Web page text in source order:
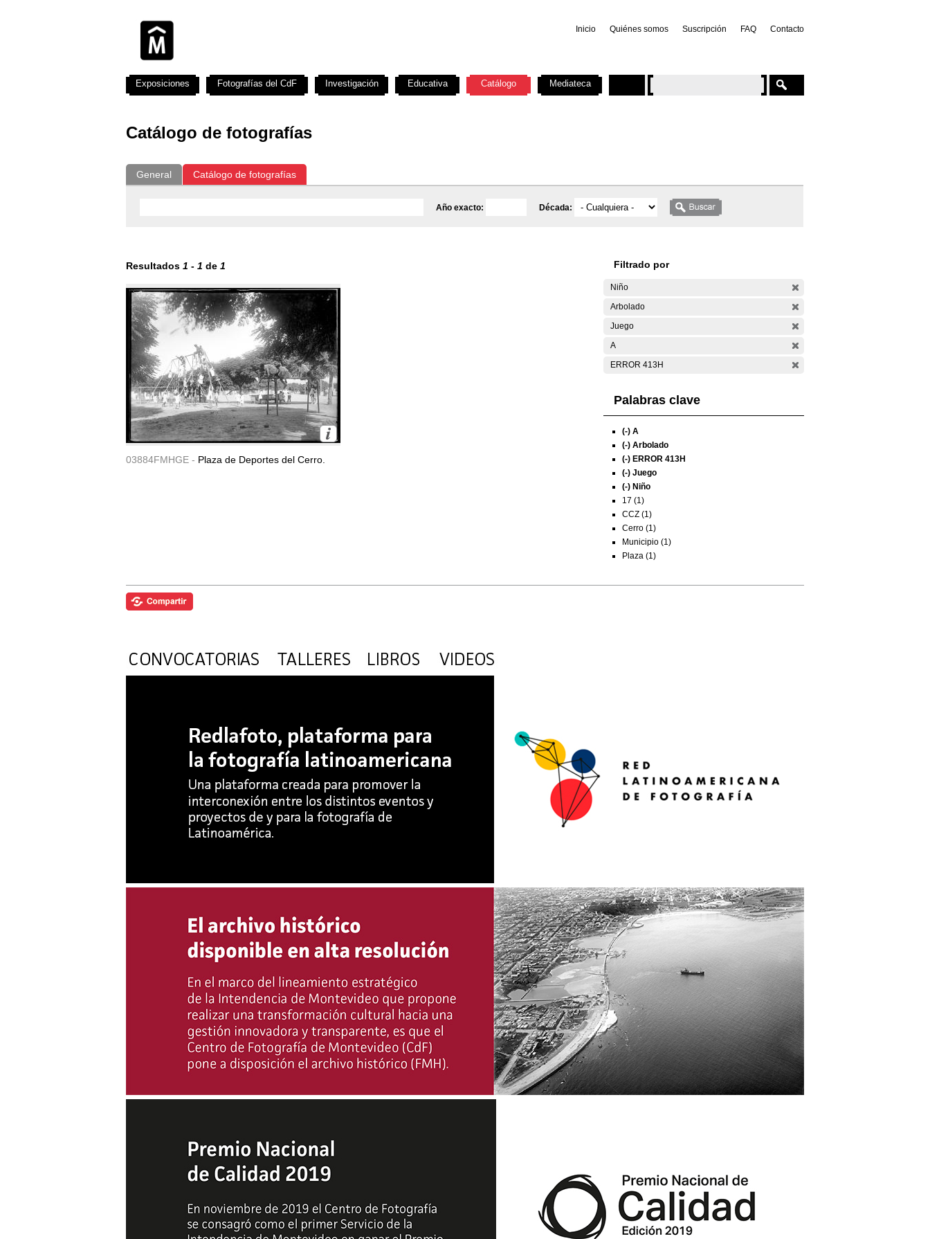
Inicio Quiénes somos Suscripción FAQ Contacto
Catálogo de fotografías
General Catálogo de fotografías
Año exacto: Década:
Resultados 1 - 1 de 1
03884FMHGE - Plaza de Deportes del Cerro.
Filtrado por
Niño
Arbolado
Juego
A
ERROR 413H
Palabras clave
(-) A
(-) Arbolado
(-) ERROR 413H
(-) Juego
(-) Niño
17 (1)
CCZ (1)
Cerro (1)
Municipio (1)
Plaza (1)
Exposiciones Fotografías del CdF Investigación Educativa Catálogo Mediateca